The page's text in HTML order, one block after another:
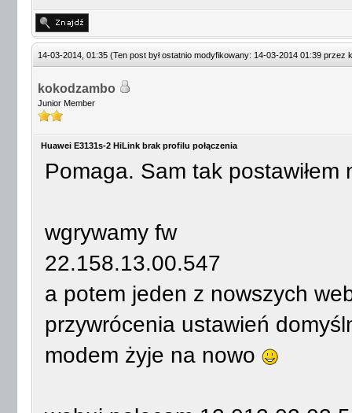
14-03-2014, 01:35 (Ten post był ostatnio modyfikowany: 14-03-2014 01:39 przez
kokodzambo
Junior Member
Huawei E3131s-2 HiLink brak profilu połączenia
Pomaga. Sam tak
wgrywamy fw
22.158.13.00.547
a potem jeden z nowszych
przywrócenia ustawień
modem żyje na nowo